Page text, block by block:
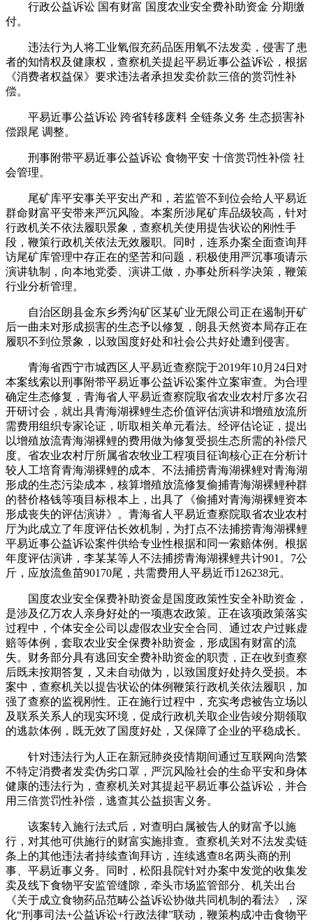
行政公益诉讼 国有财富 国度农业安全费补助资金 分期缴
付。
违法行为人将工业氧假充药品医用氧不法发卖，侵害了患
者的知情权及健康权，查察机关提起平易近事公益诉讼，根据
《消费者权益保》要求违法者承担发卖价款三倍的赏罚性补
偿。
平易近事公益诉讼 跨省转移废料 全链条义务 生态损害补
偿跟尾 调整。
刑事附带平易近事公益诉讼 食物平安 十倍赏罚性补偿 社
会管理。
尾矿库平安事关平安出产和，若监管不到位会给人平易近
群命财富平安带来严沉风险。本案所涉尾矿库品级较高，针对
行政机关不依法履职景象，查察机关使用提告状讼的刚性手
段，鞭策行政机关依法无效履职。同时，连系办案全面查询拜
访尾矿库管理中存正在的坚苦和问题，积极使用严沉事项请示
演讲轨制，向本地党委、演讲工做，办事处所科学决策，鞭策
行业分析管理。
自治区朗县金东乡秀沟矿区某矿业无限公司正在遏制开矿
后一曲未对形成损害的生态予以修复，朗县天然资本局存正在
履职不到位景象，以致国度好处和社会公共好处遭到侵害。
青海省西宁市城西区人平易近查察院于2019年10月24日对
本案线索以刑事附带平易近事公益诉讼案件立案审查。为合理
确定生态修复，青海省人平易近查察院取省农业农村厅多次召
开研讨会，就出具青海湖裸鲤生态价值评估演讲和增殖放流所
需费用组织专家论证，听取相关单元看法。经评估论证，提出
以增殖放流青海湖裸鲤的费用做为修复受损生态所需的补偿尺
度。省农业农村厅所属省农牧业工程项目征询核心正在分析计
较人工培育青海湖裸鲤的成本、不法捕捞青海湖裸鲤对青海湖
形成的生态污染成本，核算增殖放流修复偷捕青海湖裸鲤种群
的替价格钱等项目标根本上，出具了《偷捕对青海湖裸鲤资本
形成丧失的评估演讲》。青海省人平易近查察院取省农业农村
厅为此成立了年度评估长效机制，为打点不法捕捞青海湖裸鲤
平易近事公益诉讼案件供给专业性根据和同一索赔体例。根据
年度评估演讲，李某某等人不法捕捞青海湖裸鲤共计901。7公
斤，应放流鱼苗90170尾，共需费用人平易近币126238元。
国度农业安全保费补助资金是国度政策性安全补助资金，
是涉及亿万农人亲身好处的一项惠农政策。正在该项政策落实
过程中，个体安全公司以虚假农业安全合同、通过农户过账虚
赔等体例，套取农业安全保费补助资金，形成国有财富的流
失。财务部分具有逃回安全费补助资金的职责，正在收到查察
后既未按期答复，又未自动做为，以致国度好处持久受损。本
案中，查察机关以提告状讼的体例鞭策行政机关依法履职，加
强了查察的监视刚性。正在施行过程中，充实考虑被告立场以
及联系关系人的现实环境，促成行政机关取企业告竣分期领取
的逃款体例，既无效了国度好处，又保障了企业的平稳成长。
针对违法行为人正在新冠肺炎疫情期间通过互联网向浩繁
不特定消费者发卖伪劣口罩，严沉风险社会的生命平安和身体
健康的违法行为，查察机关对其提起平易近事公益诉讼，并合
用三倍赏罚性补偿，逃查其公益损害义务。
该案转入施行法式后，对查明白属被告人的财富予以施
行，对其他可供施行的财富实施排查。查察机关对不法发卖链
条上的其他违法者持续查询拜访，连续逃查8名两头商的刑
事、平易近事义务。同时，松阳县院针对办案中发觉的收集发
卖及线下食物平安监管缝隙，牵头市场监管部分、机关出台
《关于成立食物药品范畴公益诉讼协做共同机制的看法》，深
化“刑事司法+公益诉讼+行政法律”联动，鞭策构成冲击食物平